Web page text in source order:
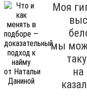
Моя
мы
на